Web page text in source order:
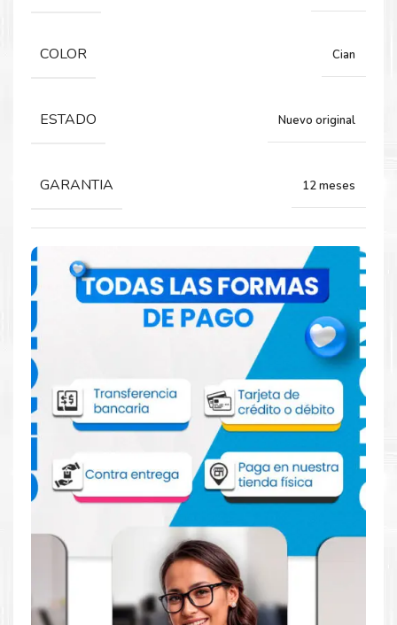
Comprar Tinta Canon PGI-1100C XL Cian
para impresora MB2010 MB2014 MB2110
MB2710
Aprovecha nuestra experiencia y atención para adquirir tus
productos. Tenemos promociones todos los dias. Escríbenos o
visítanos hoy para encontrar la solución perfecta para tu
impresora
Canon , como laTinta Canon PGI-1100C XL Cian
para impresora MB2010 MB2014 MB2110 MB2710.
COLOR Cian
ESTADO Nuevo original
GARANTIA 12 meses